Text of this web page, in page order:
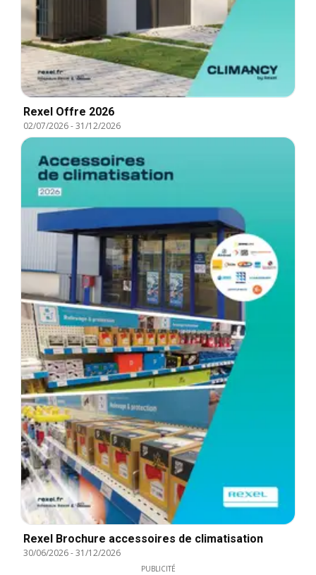
Rexel Offre 2026
02/07/2026-31/12/2026
Rexel Brochure accessoires de climatisation
30/06/2026-31/12/2026
PUBLICITÉ